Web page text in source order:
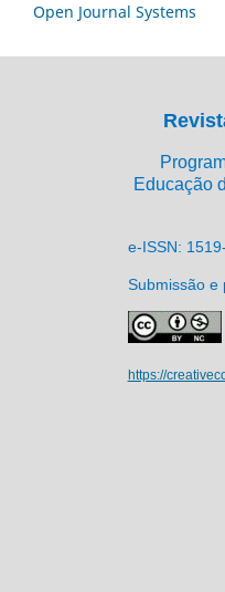
Open Journal Systems
Educação
e-ISSN:
Submissão e
https://